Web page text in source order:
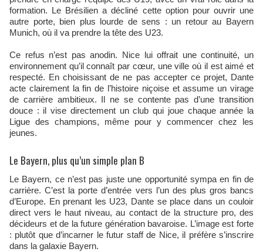
formation. Le Brésilien a décliné cette option pour ouvrir une
autre porte, bien plus lourde de sens : un retour au Bayern
Munich, où il va prendre la tête des U23.
Ce refus n’est pas anodin. Nice lui offrait une continuité, un
environnement qu’il connaît par cœur, une ville où il est aimé et
respecté. En choisissant de ne pas accepter ce projet, Dante
acte clairement la fin de l’histoire niçoise et assume un virage
de carrière ambitieux. Il ne se contente pas d’une transition
douce : il vise directement un club qui joue chaque année la
Ligue des champions, même pour y commencer chez les
jeunes.
Le Bayern, plus qu’un simple plan B
Le Bayern, ce n’est pas juste une opportunité sympa en fin de
carrière. C’est la porte d’entrée vers l’un des plus gros bancs
d’Europe. En prenant les U23, Dante se place dans un couloir
direct vers le haut niveau, au contact de la structure pro, des
décideurs et de la future génération bavaroise. L’image est forte
: plutôt que d’incarner le futur staff de Nice, il préfère s’inscrire
dans la galaxie Bayern.